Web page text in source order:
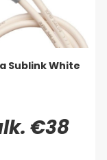
Sublink White
€38